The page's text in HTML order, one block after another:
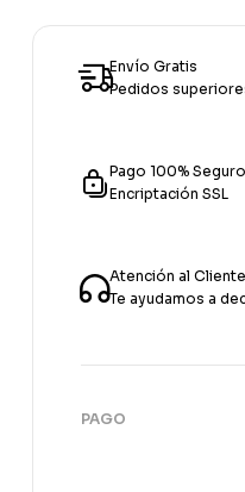
Envío Gratis
Pedidos
Pago 100% Seguro
Encriptación SSL
Atención al Cliente
Te ayudamos a
PAGO